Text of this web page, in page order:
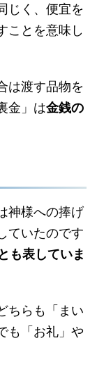
じく、便宜を
ことを意味し
は渡す品物を
金」は金銭の
神様への捧げ
ていたのです
も表していま
ちらも「まい
も「お礼」や